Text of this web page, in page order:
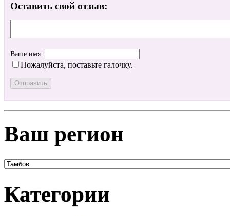
Оставить свой отзыв:
Ваше имя:
Пожалуйста, поставьте галочку.
Ваш регион
Категории